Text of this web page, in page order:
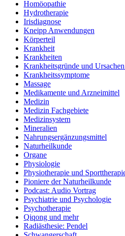
Homöopathie
Hydrotherapie
Irisdiagnose
Kneipp Anwendungen
Körperteil
Krankheit
Krankheiten
Krankheitsgründe und
Krankheitssymptome
Massage
Medikamente und Arzneimittel
Medizin
Medizin Fachgebiete
Medizinsystem
Mineralien
Nahrungsergänzungsmittel
Naturheilkunde
Organe
Physiologie
Physiotherapie und
Pioniere der Naturheilkunde
Podcast: Audio Vortrag
Psychiatrie und Psychologie
Psychotherapie
Qiqong und mehr
Radiästhesie: Pendel